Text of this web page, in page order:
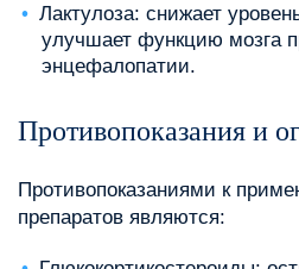
Лактулоза: снижает
улучшает функцию мозга
энцефалопатии.
Противопоказания и
Противопоказаниями к
препаратов являются: